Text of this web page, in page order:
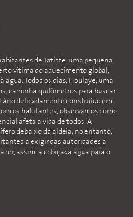
de Tatiste, uma pequena
vítima do aquecimento global,
água. Todos os dias, Houlaye, uma
caminha quilômetros para buscar
delicadamente construído em
os habitantes, observamos como
afeta a vida de todos. A
debaixo da aldeia, no entanto,
a exigir das autoridades a
assim, a cobiçada água para o